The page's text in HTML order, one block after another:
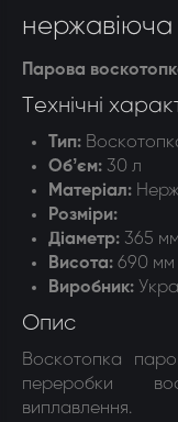
нержавіюча
Парова
Технічні
Тип:
Обʼєм: 30 л
Матеріал:
Розміри:
Діаметр: 365 мм
Висота: 690 мм
Виробник:
Опис
Воскотопка
переробки
виплавлення.